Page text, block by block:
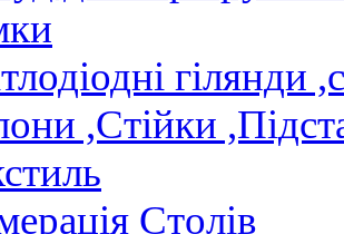
гiлянди
,Стiйки
Столiв